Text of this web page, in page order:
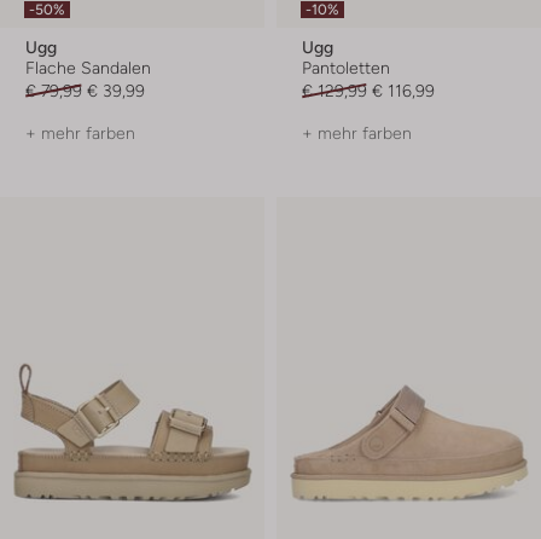
-50%
Ugg
Flache Sandalen
€ 79,99 € 39,99
+ mehr farben
-10%
Ugg
Pantoletten
€ 129,99 € 116,99
+ mehr farben